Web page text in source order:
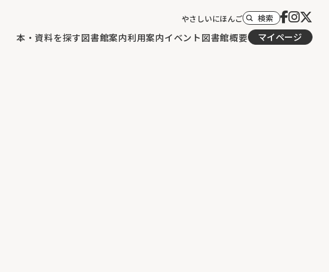
本・資料を探す図書館案内利用案内イベント図書館概要 マイページ
やさしいにほんご 検索